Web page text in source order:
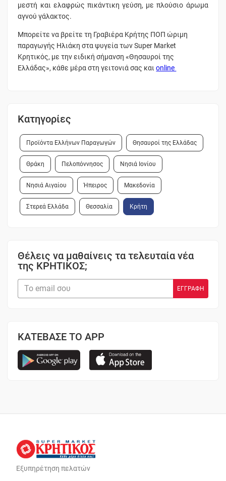
μεστή και ελαφρώς πικάντικη γεύση, με πλούσιο άρωμα
αγνού γάλακτος.
Μπορείτε να βρείτε τη Γραβιέρα Κρήτης ΠΟΠ ώριμη
παραγωγής Ηλιάκη στα ψυγεία των Super Market
Κρητικός, με την ειδική σήμανση «Θησαυροί της
Ελλάδας», κάθε μέρα στη γειτονιά σας καιonline
Κατηγορίες
Προϊόντα Ελλήνων Παραγωγών Θησαυροί της Ελλάδας
Θράκη Πελοπόννησος Νησιά Ιονίου
Νησιά Αιγαίου Ήπειρος Μακεδονία
Στερεά Ελλάδα Θεσσαλία Κρήτη
Θέλεις να μαθαίνεις τα τελευταία νέα
της ΚΡΗΤΙΚΟΣ;
ΚΑΤΕΒΑΣΕ ΤΟ APP
Εξυπηρέτηση πελατών